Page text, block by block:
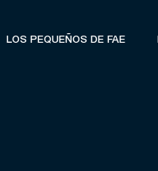
LOS PEQUEÑOS DE FAE